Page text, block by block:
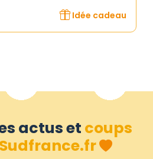
Idée cadeau
actus et coups